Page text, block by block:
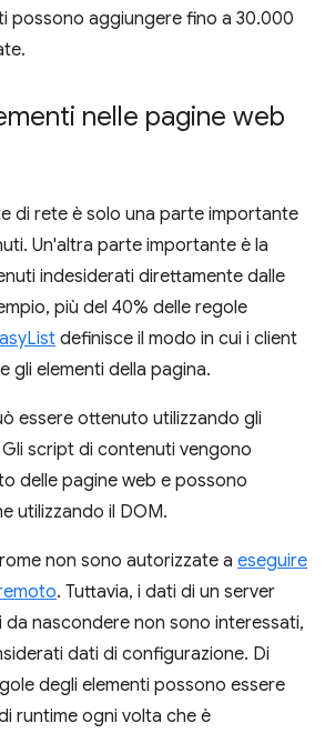
possono aggiungere fino a 30.000
nelle pagine web
di rete è solo una parte importante
Un'altra parte importante è la
indesiderati direttamente dalle
più del 40% delle regole
definisce il modo in cui i client
gli elementi della pagina.
essere ottenuto utilizzando gli
Gli script di contenuti vengono
delle pagine web e possono
utilizzando il DOM.
non sono autorizzate a eseguire
. Tuttavia, i dati di un server
da nascondere non sono interessati,
dati di configurazione. Di
degli elementi possono essere
runtime ogni volta che è